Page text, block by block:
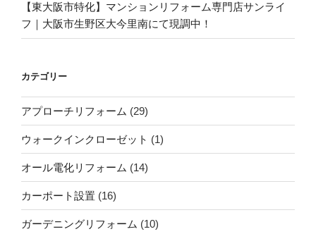
【東大阪市特化】マンションリフォーム専門店サンライ
フ｜大阪市生野区大今里南にて現調中！
カテゴリー
アプローチリフォーム (29)
ウォークインクローゼット (1)
オール電化リフォーム (14)
カーポート設置 (16)
ガーデニングリフォーム (10)